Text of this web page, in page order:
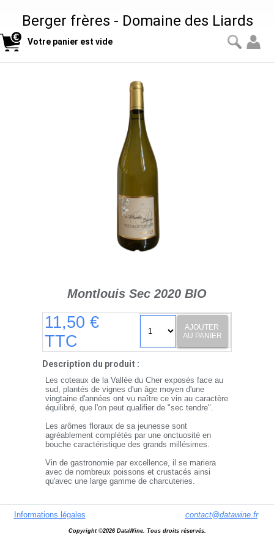
Berger frères - Domaine des Liards
Votre panier est vide
Montlouis Sec 2020 BIO
11,50 €
TTC
AJOUTER
AU PANIER
Description du produit :
Les coteaux de la Vallée du Cher exposés face au
sud, plantés de vignes d'un âge moyen d'une
vingtaine d'années ont vu naître ce vin au caractère
équilibré, que l'on peut qualifier de "sec tendre".
Les arômes floraux de sa jeunesse sont
agréablement complétés par une onctuosité en
bouche caractéristique des grands millésimes.
Vin de gastronomie par excellence, il se mariera
avec de nombreux poissons et crustacés ainsi
qu'avec une large gamme de charcuteries.
Informations légales
contact@datawine.fr
Copyright ©2026 DataWine. Tous droits réservés.